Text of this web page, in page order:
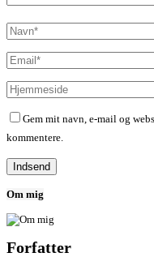
Gem mit navn, e-mail og
kommentere.
Om mig
Forfatter